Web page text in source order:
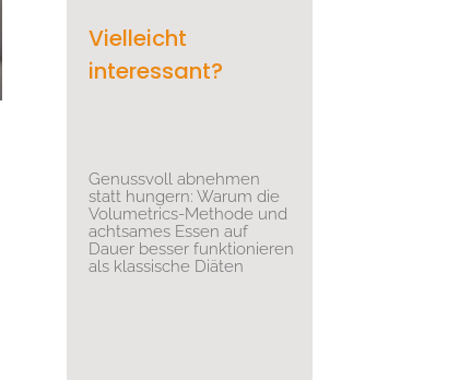
Vielleicht
interessant?
Genussvoll abnehmen
statt hungern: Warum die
Volumetrics-Methode und
achtsames Essen auf
Dauer besser funktionieren
als klassische Diäten